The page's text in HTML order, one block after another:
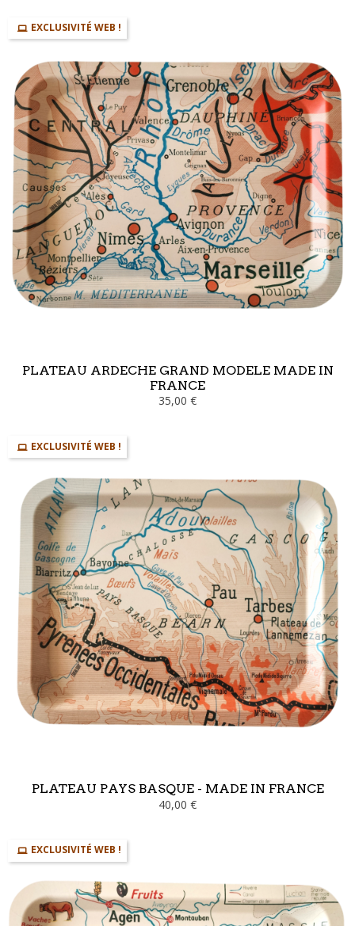
PLATEAU ARDECHE GRAND MODELE MADE IN
FRANCE
35,00 €
EXCLUSIVITÉ WEB !
PLATEAU PAYS BASQUE - MADE IN FRANCE
40,00 €
EXCLUSIVITÉ WEB !
EXCLUSIVITÉ WEB !